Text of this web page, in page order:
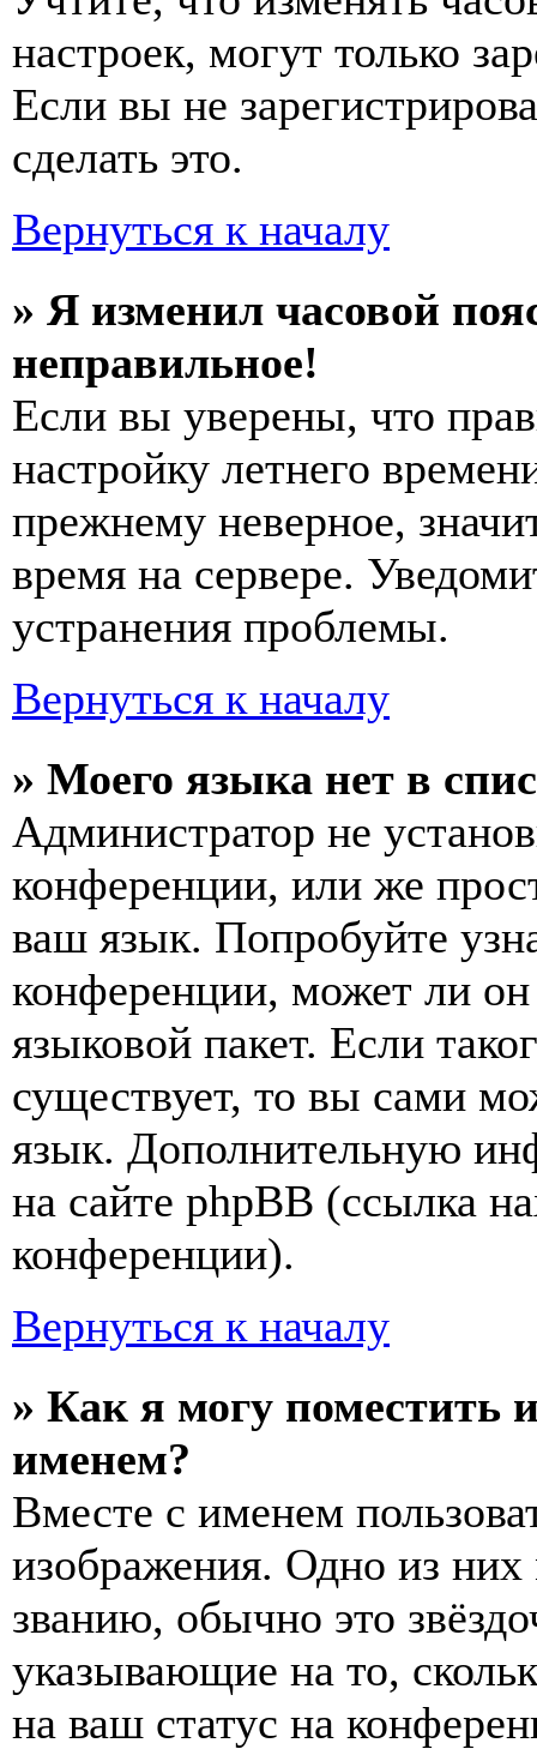
настроек, могут только
Если вы не
сделать это.
Вернуться к началу
» Я изменил часовой
неправильное!
Если вы уверены, что
настройку летнего
прежнему неверное,
время на сервере.
устранения проблемы.
Вернуться к началу
» Моего языка нет в
Администратор не
конференции, или же
ваш язык. Попробуйте
конференции, может ли
языковой пакет. Если
существует, то вы сами
язык. Дополнительную
на сайте phpBB (ссылка
конференции).
Вернуться к началу
» Как я могу поместить
именем?
Вместе с именем
изображения. Одно из
званию, обычно это
указывающие на то,
на ваш статус на